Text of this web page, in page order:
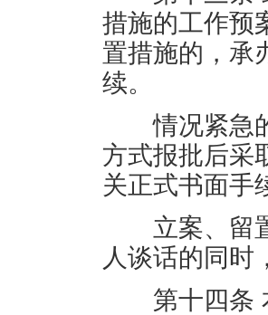
措施的工作预
置措施的，承
续。
情况紧急的
方式报批后采
关正式书面手
立案、留置
人谈话的同时
第十四条